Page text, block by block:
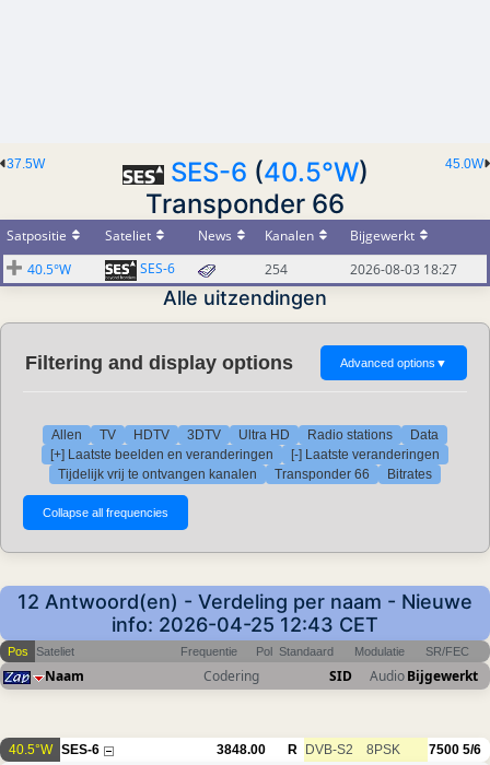
45.0W
37.5W SES-6 (40.5°W)
Transponder 66
Satpositie Sateliet News Kanalen
Bijgewerkt
40.5°W
SES-6 254 2026-08-03 18:27
Alle uitzendingen
Filtering and display options Advanced options ▼
Allen TV HDTV 3DTV Ultra HD Radio stations
Data
[+] Laatste beelden en veranderingen
[-] Laatste veranderingen
Tijdelijk vrij te ontvangen kanalen
Transponder 66 Bitrates
12 Antwoord(en) - Verdeling per naam - Nieuwe
info: 2026-04-25 12:43 CET
Pos Sateliet Frequentie Pol Standaard Modulatie SR/FEC
Naam Codering SID AudioBijgewerkt
40.5°W SES-6 3848.00 R DVB-S2 8PSK 7500 5/6